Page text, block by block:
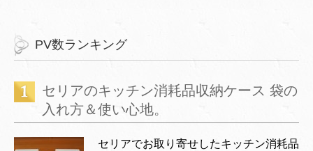
PV数ランキング
セリアのキッチン消耗品収納ケース 袋の
入れ方＆使い心地。
セリアでお取り寄せしたキッチン消耗品